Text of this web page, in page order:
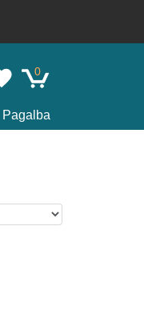
0
Pagalba